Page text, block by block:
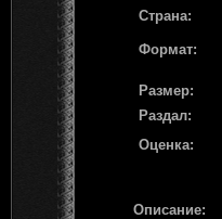
Страна:
Формат:
Размер:
Раздал:
Оценка:
Описание: